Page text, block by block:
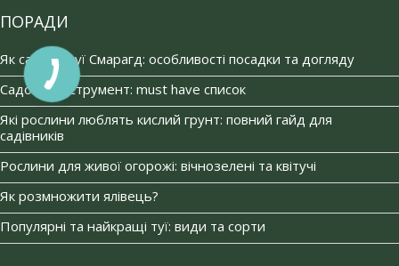
ПОРАДИ
Як садити туї Смарагд: особливості посадки та догляду
Садовий інструмент: must have список
Які рослини люблять кислий грунт: повний гайд для
садівників
Рослини для живої огорожі: вічнозелені та квітучі
Як розмножити ялівець?
Популярні та найкращі туї: види та сорти